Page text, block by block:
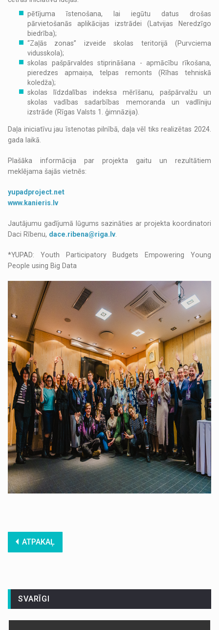
pētījuma īstenošana, lai iegūtu datus drošas
pārvietošanās aplikācijas izstrādei (Latvijas Neredzīgo
biedrība);
“Zaļās zonas” izveide skolas teritorijā (Purvciema
vidusskola);
skolas pašpārvaldes stiprināšana - apmācību rīkošana,
pieredzes apmaiņa, telpas remonts (Rīhas tehniskā
koledža);
skolas līdzdalības indeksa mērīšanu, pašpārvalžu un
skolas vadības sadarbības memoranda un vadlīniju
izstrāde (Rīgas Valsts 1. ģimnāzija).
Daļa iniciatīvu jau īstenotas pilnībā, daļa vēl tiks realizētas 2024.
gada laikā.
Plašāka informācija par projekta gaitu un rezultātiem
meklējama šajās vietnēs:
yupadproject.net
www.kanieris.lv
Jautājumu gadījumā lūgums sazināties ar projekta koordinatori
Daci Rībenu, dace.ribena@riga.lv.
*YUPAD: Youth Participatory Budgets Empowering Young
People using Big Data
ATPAKAĻ
SVARĪGI